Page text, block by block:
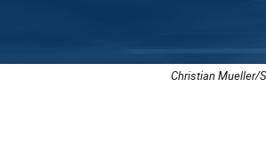
Christian Mueller/